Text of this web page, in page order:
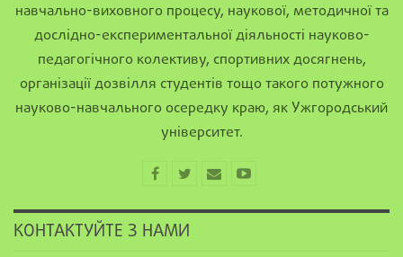
навчально-виховного процесу, наукової, методичної та
дослідно-експериментальної діяльності науково-
педагогічного колективу, спортивних досягнень,
організації дозвілля студентів тощо такого потужного
науково-навчального осередку краю, як Ужгородський
університет.
КОНТАКТУЙТЕ З НАМИ